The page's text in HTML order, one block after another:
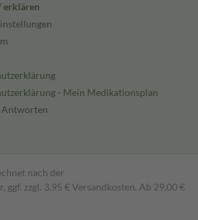
- Mein Medikationsplan
Antworten
nach der
zzgl. 3,95 € Versandkosten. Ab 29,00 €